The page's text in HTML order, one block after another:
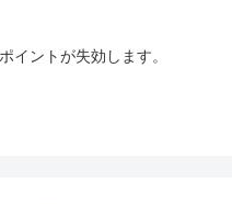
イントが失効します。